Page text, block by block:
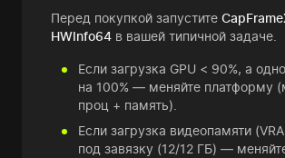
Перед покупкой запустите
HWInfo64 в вашей типичной задаче.
Если загрузка GPU < 90%, а
на 100% — меняйте платформу
проц + память).
Если загрузка видеопамяти
под завязку (12/12 ГБ) —